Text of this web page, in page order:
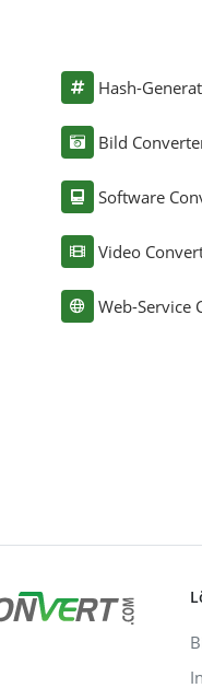
Hash-
Bild
Software
Video
Web-Service